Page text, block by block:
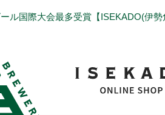
ル国際大会最多受賞【ISEKADO(伊